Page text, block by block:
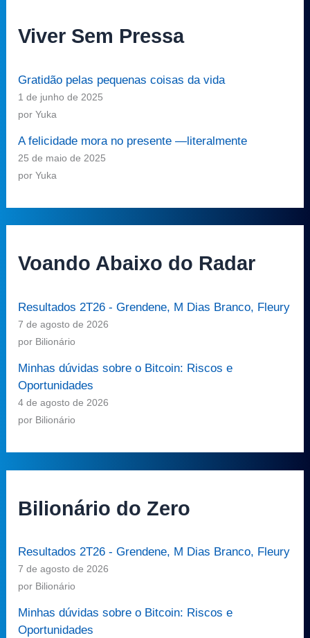
Viver Sem Pressa
Gratidão pelas pequenas coisas da vida
1 de junho de 2025
por Yuka
A felicidade mora no presente —literalmente
25 de maio de 2025
por Yuka
Voando Abaixo do Radar
Resultados 2T26 - Grendene, M Dias Branco, Fleury
7 de agosto de 2026
por Bilionário
Minhas dúvidas sobre o Bitcoin: Riscos e
Oportunidades
4 de agosto de 2026
por Bilionário
Bilionário do Zero
Resultados 2T26 - Grendene, M Dias Branco, Fleury
7 de agosto de 2026
por Bilionário
Minhas dúvidas sobre o Bitcoin: Riscos e
Oportunidades